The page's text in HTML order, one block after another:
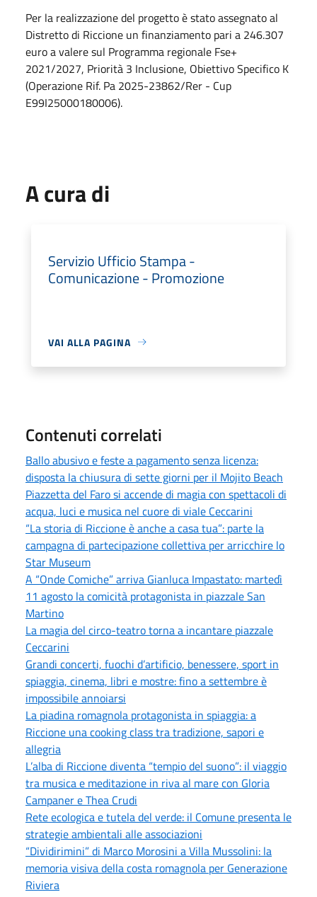
Per la realizzazione del progetto è stato assegnato al
Distretto di Riccione un finanziamento pari a 246.307
euro a valere sul Programma regionale Fse+
2021/2027, Priorità 3 Inclusione, Obiettivo Specifico K
(Operazione Rif. Pa 2025-23862/Rer - Cup
E99I25000180006).
A cura di
Servizio Ufficio Stampa -
Comunicazione - Promozione
VAI ALLA PAGINA
Contenuti correlati
Ballo abusivo e feste a pagamento senza licenza:
disposta la chiusura di sette giorni per il Mojito Beach
Piazzetta del Faro si accende di magia con spettacoli di
acqua, luci e musica nel cuore di viale Ceccarini
“La storia di Riccione è anche a casa tua”: parte la
campagna di partecipazione collettiva per arricchire lo
Star Museum
A “Onde Comiche” arriva Gianluca Impastato: martedì
11 agosto la comicità protagonista in piazzale San
Martino
La magia del circo-teatro torna a incantare piazzale
Ceccarini
Grandi concerti, fuochi d’artificio, benessere, sport in
spiaggia, cinema, libri e mostre: fino a settembre è
impossibile annoiarsi
La piadina romagnola protagonista in spiaggia: a
Riccione una cooking class tra tradizione, sapori e
allegria
L’alba di Riccione diventa “tempio del suono”: il viaggio
tra musica e meditazione in riva al mare con Gloria
Campaner e Thea Crudi
Rete ecologica e tutela del verde: il Comune presenta le
strategie ambientali alle associazioni
“Dividirimini” di Marco Morosini a Villa Mussolini: la
memoria visiva della costa romagnola per Generazione
Riviera